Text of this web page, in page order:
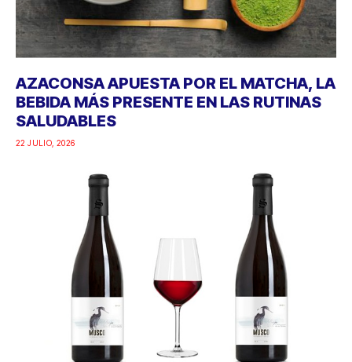
AZACONSA APUESTA POR EL MATCHA, LA
BEBIDA MÁS PRESENTE EN LAS RUTINAS
SALUDABLES
22 JULIO, 2026